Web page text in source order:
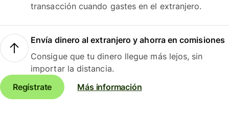
transacción cuando gastes en el extranjero.
Envía dinero al extranjero y ahorra en comisiones
Consigue que tu dinero llegue más lejos, sin
importar la distancia.
Regístrate
Más información